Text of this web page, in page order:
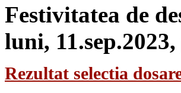
Festivitatea de
luni,
Rezultat selectia